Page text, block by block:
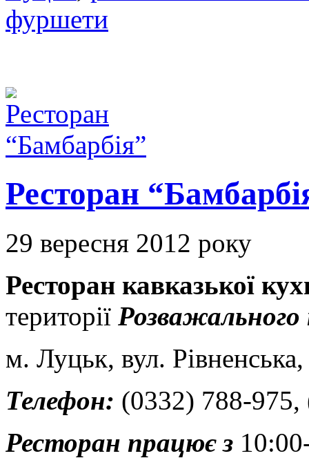
фуршети
Ресторан
29 вересня 2012 року
Ресторан кавказької
території
м. Луцьк, вул.
Телефон: (0332) 788-
Ресторан працює з